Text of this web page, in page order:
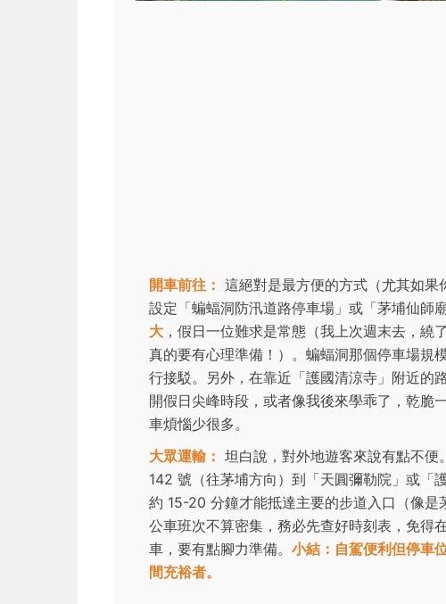
開車前往： 這絕對是最方便的方式（尤其如
設定「蝙蝠洞防汛道路停車場」或「茅埔仙師
大 ，假日一位難求是常態（我上次週末去，繞
真的要有心理準備！）。蝙蝠洞那個停車場規
行接駁。另外，在靠近「護國清涼寺」附近的
開假日尖峰時段，或者像我後來學乖了，乾脆
車煩惱少很多。
大眾運輸： 坦白說，對外地遊客來說有點不
142 號（往茅埔方向）到「天圓彌勒院」或「
約 15-20 分鐘才能抵達主要的步道入口（像是
公車班次不算密集，務必先查好時刻表，免得
車，要有點腳力準備。 小結：自駕便利但停車
間充裕者。